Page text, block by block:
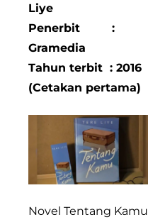
Liye
Penerbit :
Gramedia
Tahun terbit : 2016
(Cetakan pertama)
Novel Tentang Kamu